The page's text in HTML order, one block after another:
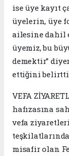
ise üye kayıt
üyelerin, üye
ailesine dahil
üyemiz, bu
demektir”
ettiğini
VEFA
hafızasına
vefa
misafir olan